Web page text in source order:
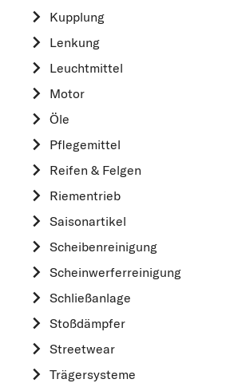
Kupplung
Lenkung
Leuchtmittel
Motor
Öle
Pflegemittel
Reifen & Felgen
Riementrieb
Saisonartikel
Scheibenreinigung
Scheinwerferreinigung
Schließanlage
Stoßdämpfer
Streetwear
Trägersysteme